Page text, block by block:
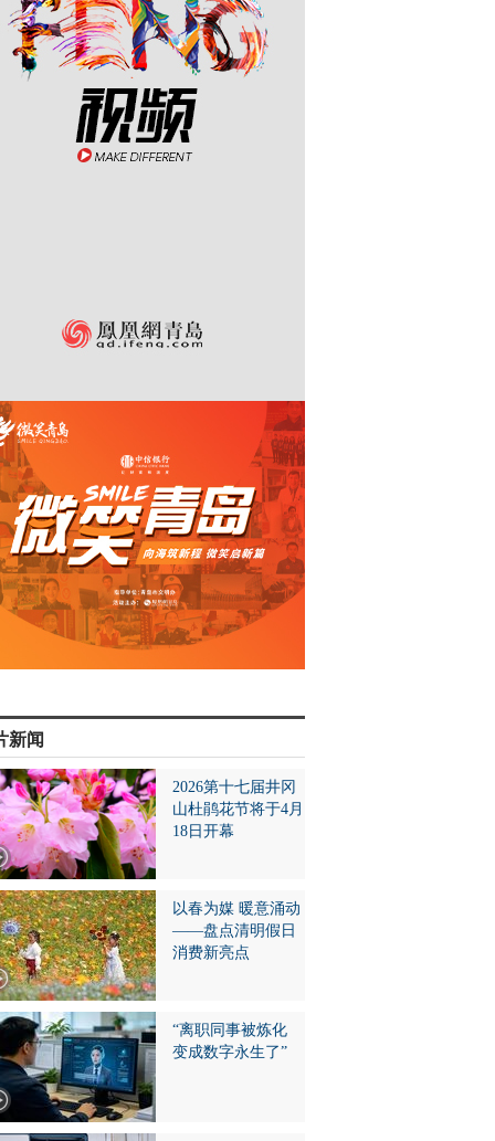
新闻
2026第十七届井冈
山杜鹃花节将于4月
18日开幕
以春为媒 暖意涌动
——盘点清明假日
消费新亮点
“离职同事被炼化
变成数字永生了”